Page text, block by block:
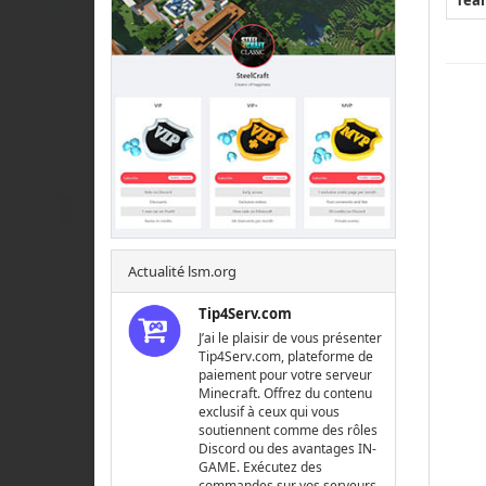
Actualité lsm.org
Tip4Serv.com
J’ai le plaisir de vous présenter
Tip4Serv.com, plateforme de
paiement pour votre serveur
Minecraft. Offrez du contenu
exclusif à ceux qui vous
soutiennent comme des rôles
Discord ou des avantages IN-
GAME. Exécutez des